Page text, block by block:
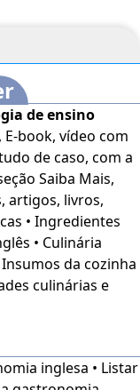
de ensino
book, vídeo com
de caso, com a
Saiba Mais,
artigos, livros,
• Culinária
da cozinha
culinárias e
inglesa • Listar